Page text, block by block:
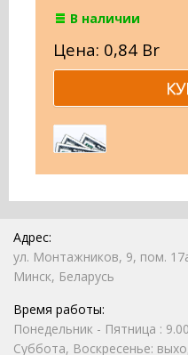
В наличии
Цена: 0,84 Br
Адрес:
ул. Монтажников, 9, пом.
Минск, Беларусь
Время работы:
Понедельник - Пятница :
Суббота, Воскресенье: